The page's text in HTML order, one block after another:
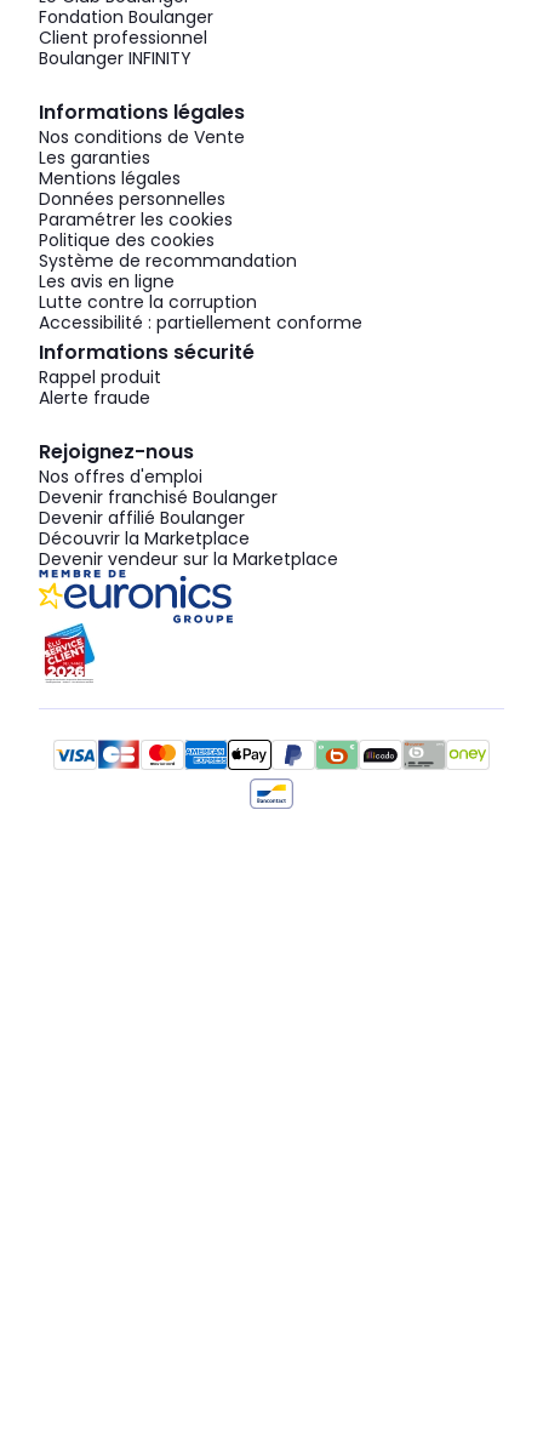
Fondation Boulanger
Client professionnel
Boulanger INFINITY
Informations légales
Nos conditions de Vente
Les garanties
Mentions légales
Données personnelles
Paramétrer les cookies
Politique des cookies
Système de recommandation
Les avis en ligne
Lutte contre la corruption
Accessibilité : partiellement conforme
Informations sécurité
Rappel produit
Alerte fraude
Rejoignez-nous
Nos offres d'emploi
Devenir franchisé Boulanger
Devenir affilié Boulanger
Découvrir la Marketplace
Devenir vendeur sur la Marketplace